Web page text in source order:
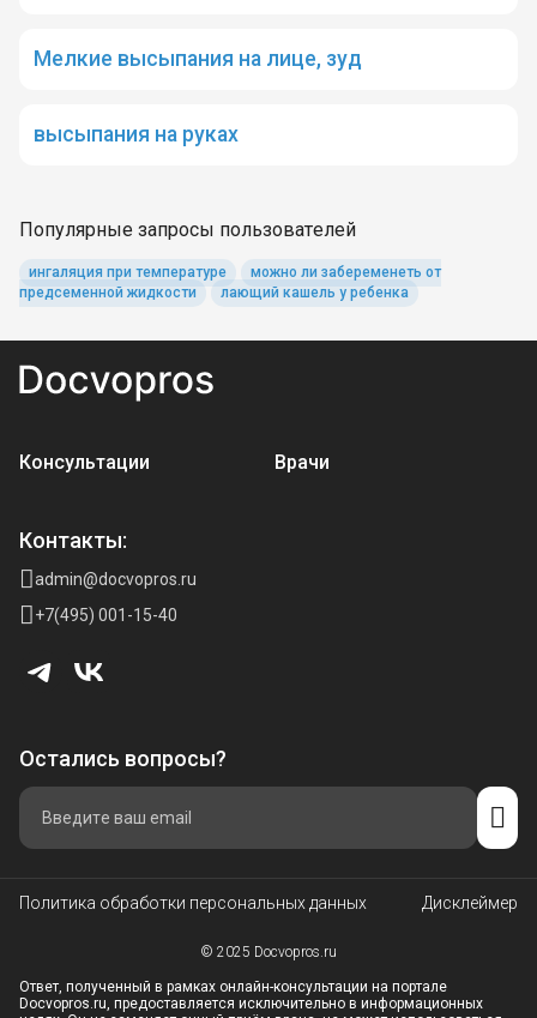
Мелкие высыпания на лице, зуд
высыпания на руках
Популярные запросы пользователей
ингаляция при температуре
можно ли забеременеть от
предсеменной жидкости
лающий кашель у ребенка
Консультации Врачи
Контакты:
admin@docvopros.ru
+7(495) 001-15-40
Остались вопросы?
Политика обработки персональных данных Дисклеймер
© 2025 Docvopros.ru
Ответ, полученный в рамках онлайн-консультации на портале
Docvopros.ru, предоставляется исключительно в информационных